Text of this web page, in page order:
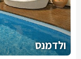
ולדמנס